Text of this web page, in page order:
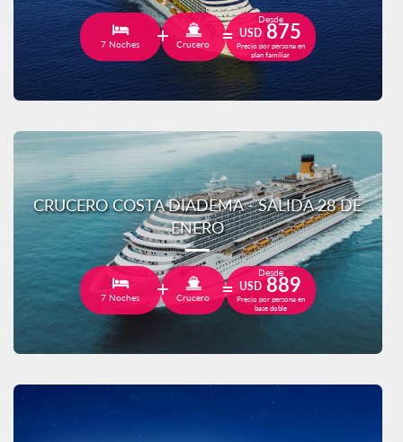
7 Noches Crucero
Desde
USD 875
Precio por persona en
plan familiar
CRUCERO COSTA DIADEMA - SALIDA 28 DE
ENERO
7 Noches Crucero
Desde
USD 889
Precio por persona en
base doble